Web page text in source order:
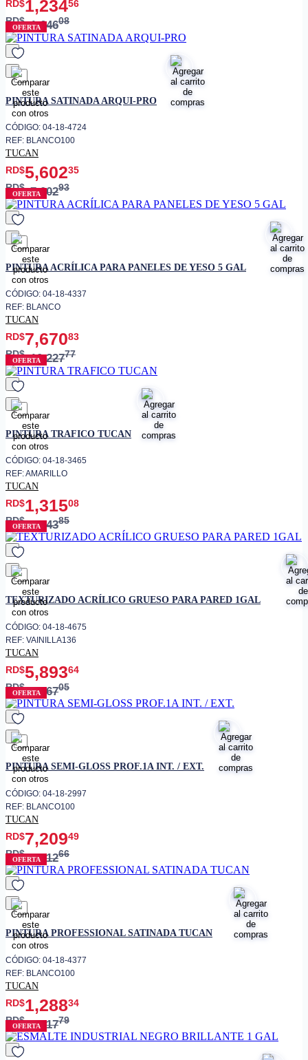
RD$1,23456
RD$1,64608
OFERTA
favorito
PINTURA SATINADA ARQUI-PRO
CÓDIGO: 04-18-4724
REF: BLANCO100
TUCAN
RD$5,60235
RD$7,00293
OFERTA
favorito
PINTURA ACRÍLICA PARA PANELES DE YESO 5 GAL
CÓDIGO: 04-18-4337
REF: BLANCO
TUCAN
RD$7,67083
RD$10,22777
OFERTA
favorito
PINTURA TRAFICO TUCAN
CÓDIGO: 04-18-3465
REF: AMARILLO
TUCAN
RD$1,31508
RD$1,64385
OFERTA
favorito
TEXTURIZADO ACRÍLICO GRUESO PARA PARED 1GAL
CÓDIGO: 04-18-4675
REF: VAINILLA136
TUCAN
RD$5,89364
RD$7,36705
OFERTA
favorito
PINTURA SEMI-GLOSS PROF.1A INT. / EXT.
CÓDIGO: 04-18-2997
REF: BLANCO100
TUCAN
RD$7,20949
RD$9,61266
OFERTA
favorito
PINTURA PROFESSIONAL SATINADA TUCAN
CÓDIGO: 04-18-4377
REF: BLANCO100
TUCAN
RD$1,28834
RD$1,71779
OFERTA